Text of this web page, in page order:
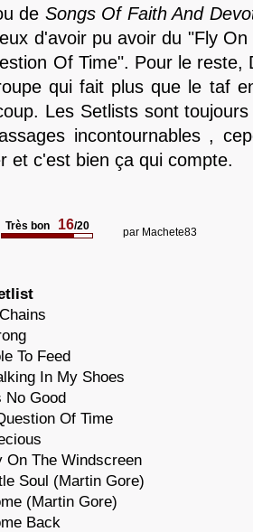
de Songs Of Faith And
d'avoir pu avoir du "Fly
Of Time". Pour le reste,
qui fait plus que le taf
Les Setlists sont
incontournables ,
et c'est bien ça qui compte.
Très bon 16/20 par Machete83
To Feed
In My Shoes
No Good
Of Time
On The Windscreen
Soul (Martin Gore)
(Martin Gore)
Back